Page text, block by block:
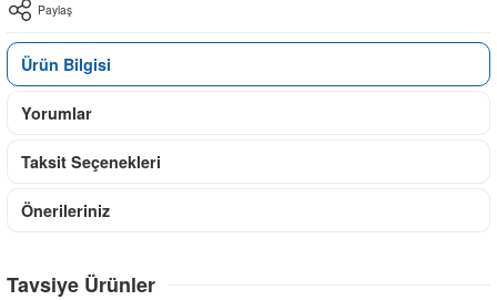
Paylaş
Ürün Bilgisi
Yorumlar
Taksit Seçenekleri
Önerileriniz
Tavsiye Ürünler